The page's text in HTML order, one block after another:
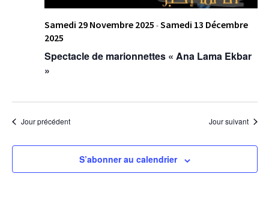
Samedi 29 Novembre 2025 -Samedi 13 Décembre
2025
Spectacle de marionnettes « Ana Lama Ekbar
»
Jour précédent Jour suivant
S’abonner au calendrier